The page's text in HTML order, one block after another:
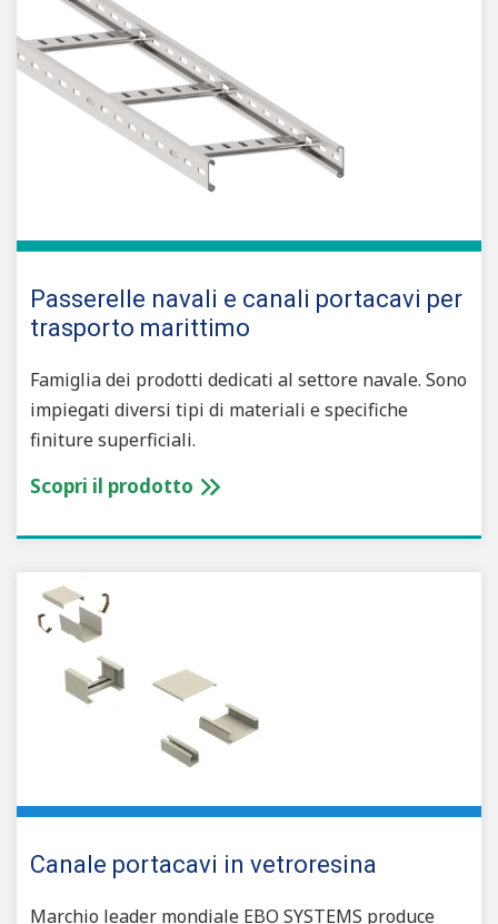
Passerelle navali e canali portacavi per
trasporto marittimo
Famiglia dei prodotti dedicati al settore navale. Sono
impiegati diversi tipi di materiali e specifiche
finiture superficiali.
Scopri il prodotto
Canale portacavi in vetroresina
Marchio leader mondiale EBO SYSTEMS produce